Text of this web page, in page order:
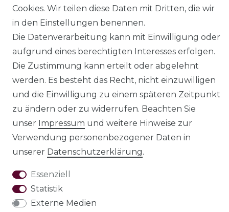
AGB Barrierefreiheitserklärung
Widerrufs­recht
VERTRAG WIDERRUFEN
© Copyright 2026 | Alle Rechte vorbehalten.
Cookies. Wir teilen diese Daten mit Dritten, die wir
in den Einstellungen benennen.
Die Datenverarbeitung kann mit Einwilligung oder
aufgrund eines berechtigten Interesses erfolgen.
Die Zustimmung kann erteilt oder abgelehnt
werden. Es besteht das Recht, nicht einzuwilligen
und die Einwilligung zu einem späteren Zeitpunkt
zu ändern oder zu widerrufen. Beachten Sie
unser Impressum und weitere Hinweise zur
Verwendung personenbezogener Daten in
unserer Daten­schutz­erklärung.
Essenziell
Statistik
Externe Medien